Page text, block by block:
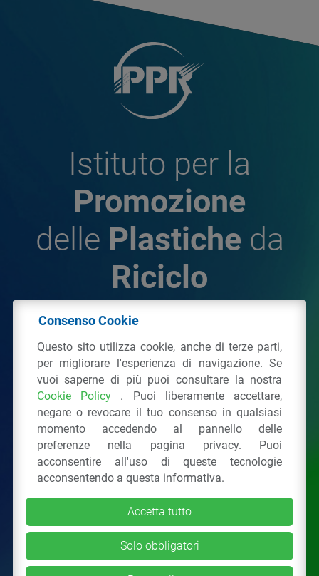
Istituto per la
Promozione
delle Plastiche da
Riciclo
Plastiche da Riciclo
C.F. 97381090154
Via San Vittore 36 20123Milano (MI)
Tel.: 02 43928225.
Tutti i diritti riservati Privacy Policy &Cookie
Consenso Cookie
Questo sito utilizza cookie, anche di terze parti,
per migliorare l'esperienza di navigazione. Se
vuoi saperne di più puoi consultare la nostra
Cookie Policy . Puoi liberamente accettare,
negare o revocare il tuo consenso in qualsiasi
momento accedendo al pannello delle
preferenze nella pagina privacy. Puoi
acconsentire all'uso di queste tecnologie
acconsentendo a questa informativa.
Accetta tutto
Solo obbligatori